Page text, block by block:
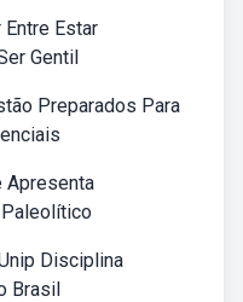
Entre Estar
Gentil
Preparados Para
Apresenta
Disciplina
Brasil